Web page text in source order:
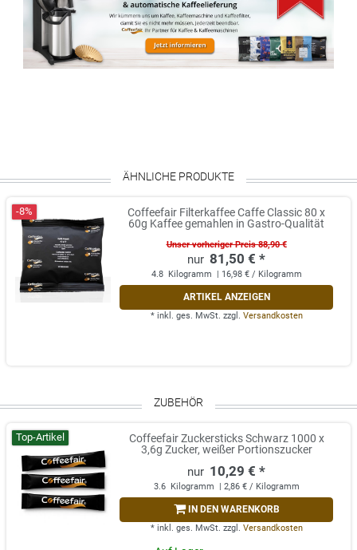
ÄHNLICHE PRODUKTE
-8%
Coffeefair Filterkaffee Caffe Classic 80 x
60g Kaffee gemahlen in Gastro-Qualität
Unser vorheriger Preis 88,90 €
81,50 € *
4.8 Kilogramm | 16,98 € / Kilogramm
ARTIKEL ANZEIGEN
* inkl. ges. MwSt. zzgl. Versandkosten
ZUBEHÖR
Top-Artikel
Coffeefair Zuckersticks Schwarz 1000 x
3,6g Zucker, weißer Portionszucker
10,29 € *
3.6 Kilogramm | 2,86 € / Kilogramm
IN DEN WARENKORB
* inkl. ges. MwSt. zzgl. Versandkosten